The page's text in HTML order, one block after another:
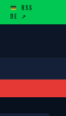
DE
RSS
↗